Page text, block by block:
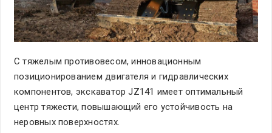
С тяжелым противовесом, инновационным
позиционированием двигателя и гидравлических
компонентов, экскаватор JZ141 имеет оптимальный
центр тяжести, повышающий его устойчивость на
неровных поверхностях.